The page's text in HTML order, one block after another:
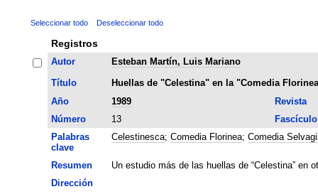
Seleccionar todo Deseleccionar todo
Registros
Autor
Esteban Martín, Luis Mariano
Título
Huellas de "Celestina" en la "Comedia
Año
1989
Revista
Número
13
Fascículo
Palabras
clave
Celestinesca; Comedia Florinea; Comedia
Resumen
Un estudio más de las huellas de “Celestina” en
Dirección